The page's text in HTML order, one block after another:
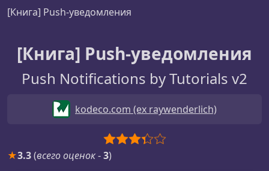
[Книга] Push-уведомления
[Книга] Push-уведомления
Push Notifications by Tutorials v2
kodeco.com (ex raywenderlich)
★3.3(всего оценок-3)